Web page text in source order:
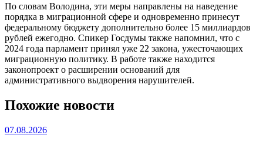
По словам Володина, эти меры направлены на наведение
порядка в миграционной сфере и одновременно принесут
федеральному бюджету дополнительно более 15 миллиардов
рублей ежегодно. Спикер Госдумы также напомнил, что с
2024 года парламент принял уже 22 закона, ужесточающих
миграционную политику. В работе также находится
законопроект о расширении оснований для
административного выдворения нарушителей.
Похожие новости
07.08.2026